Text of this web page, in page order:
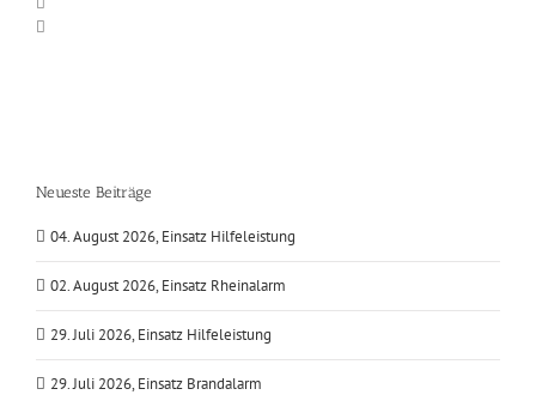
Neueste Beiträge
04. August 2026, Einsatz Hilfeleistung
02. August 2026, Einsatz Rheinalarm
29. Juli 2026, Einsatz Hilfeleistung
29. Juli 2026, Einsatz Brandalarm